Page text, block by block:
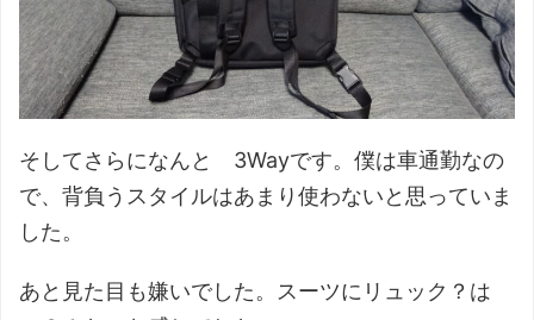
そしてさらになんと 3Wayです。僕は車通勤なの
で、背負うスタイルはあまり使わないと思っていま
した。
あと見た目も嫌いでした。スーツにリュック？は